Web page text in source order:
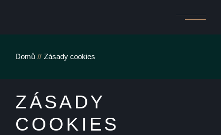
Domů Zásady cookies
ZÁSADY
COOKIES